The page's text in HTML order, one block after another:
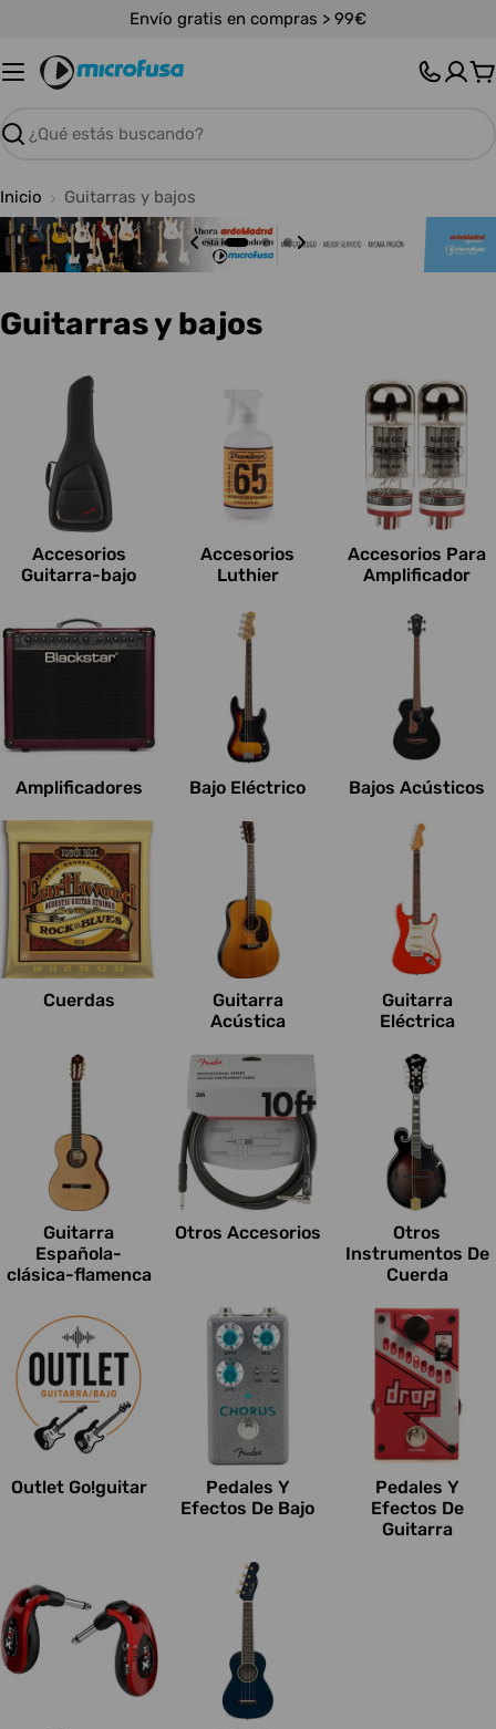
contenido
Envío gratis en compras > 99€
Buscar
Inicio Guitarras y bajos
C
e
s
:
Guitarras y bajos
Accesorios
Guitarra-bajo
Accesorios
Luthier
Accesorios Para
Amplificador
Amplificadores Bajo Eléctrico Bajos Acústicos
Cuerdas
Guitarra
Acústica
Guitarra
Eléctrica
Guitarra
Española-
clásica-flamenca
Otros Accesorios
Otros
Instrumentos De
Cuerda
Outlet Go!guitar
Pedales Y
Efectos De Bajo
Pedales Y
Efectos De
Guitarra